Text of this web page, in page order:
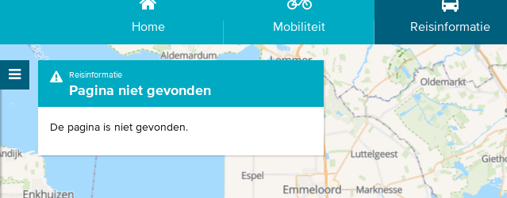
Home Mobiliteit Reisinformatie
Reisinformatie
Pagina niet gevonden
De pagina is niet gevonden.